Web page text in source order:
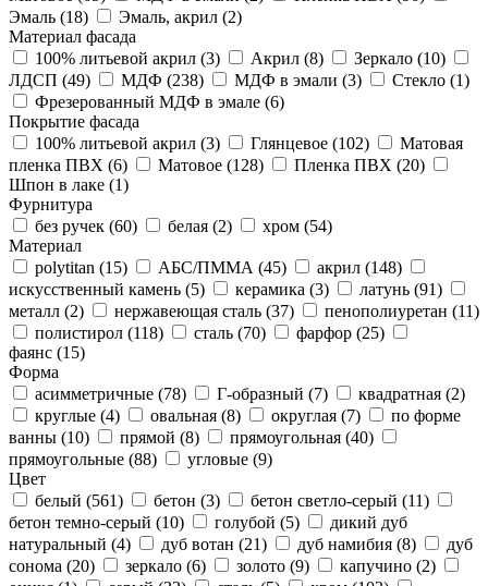
Эмаль (18) Эмаль, акрил (2)
Материал фасада
100% литьевой акрил (3) Акрил (8) Зеркало (10)
ЛДСП (49) МДФ (238) МДФ в эмали (3) Стекло (1)
Фрезерованный МДФ в эмале (6)
Покрытие фасада
100% литьевой акрил (3) Глянцевое (102)
Матовая
пленка ПВХ (6) Матовое (128) Пленка ПВХ (20)
Шпон в лаке (1)
Фурнитура
без ручек (60) белая (2) хром (54)
Материал
polytitan (15) АБС/ПММА (45) акрил (148)
искусственный камень (5) керамика (3) латунь (91)
металл (2) нержавеющая сталь (37) пенополиуретан (11)
полистирол (118) сталь (70) фарфор (25)
фаянс (15)
Форма
асимметричные (78) Г-образный (7) квадратная (2)
круглые (4) овальная (8) округлая (7)
по форме
ванны (10) прямой (8) прямоугольная (40)
прямоугольные (88) угловые (9)
Цвет
белый (561) бетон (3) бетон светло-серый (11)
бетон темно-серый (10) голубой (5)
дикий дуб
натуральный (4) дуб вотан (21) дуб намибия (8)
дуб
сонома (20) зеркало (6) золото (9) капучино (2)